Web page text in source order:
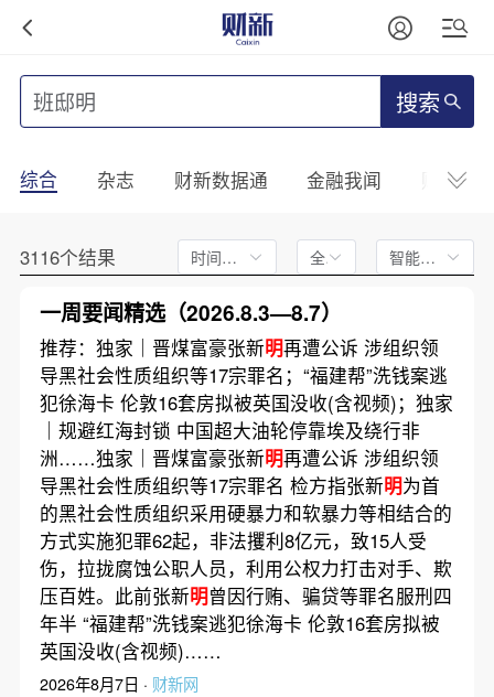
搜索
综合 杂志 财新数据通 金融我闻 财新
3116个结果 时间不限 全文 智能排序
一周要闻精选（2026.8.3—8.7）
推荐：独家｜晋煤富豪张新明再遭公诉 涉组织领
导黑社会性质组织等17宗罪名；“福建帮”洗钱案逃
犯徐海卡 伦敦16套房拟被英国没收(含视频)；独家
｜规避红海封锁 中国超大油轮停靠埃及绕行非
洲……独家｜晋煤富豪张新明再遭公诉 涉组织领
导黑社会性质组织等17宗罪名 检方指张新明为首
的黑社会性质组织采用硬暴力和软暴力等相结合的
方式实施犯罪62起，非法攫利8亿元，致15人受
伤，拉拢腐蚀公职人员，利用公权力打击对手、欺
压百姓。此前张新明曾因行贿、骗贷等罪名服刑四
年半 “福建帮”洗钱案逃犯徐海卡 伦敦16套房拟被
英国没收(含视频)……
2026年8月7日 · 财新网